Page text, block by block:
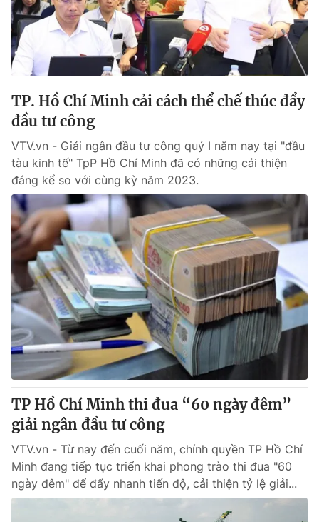
TP. Hồ Chí Minh cải cách thể chế thúc đẩy
đầu tư công
VTV.vn - Giải ngân đầu tư công quý I năm nay tại "đầu
tàu kinh tế" TpP Hồ Chí Minh đã có những cải thiện
đáng kể so với cùng kỳ năm 2023.
TP Hồ Chí Minh thi đua “60 ngày đêm”
giải ngân đầu tư công
VTV.vn - Từ nay đến cuối năm, chính quyền TP Hồ Chí
Minh đang tiếp tục triển khai phong trào thi đua "60
ngày đêm" để đẩy nhanh tiến độ, cải thiện tỷ lệ giải...